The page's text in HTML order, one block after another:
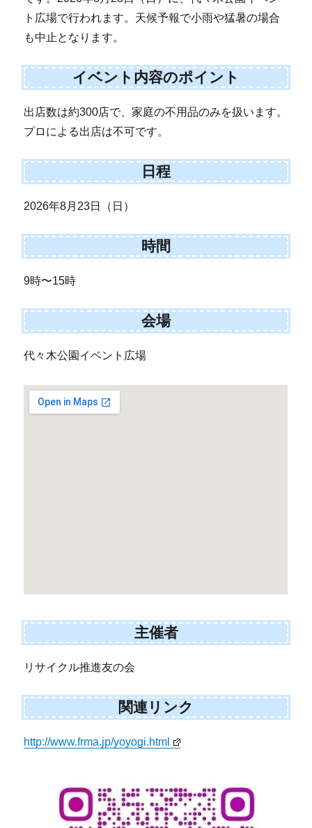
ト広場で行われます。天候予報で小雨や猛暑の場合
も中止となります。
イベント内容のポイント
出店数は約300店で、家庭の不用品のみを扱います。
プロによる出店は不可です。
日程
2026年8月23日（日）
時間
9時〜15時
会場
代々木公園イベント広場
主催者
リサイクル推進友の会
関連リンク
http://www.frma.jp/yoyogi.html